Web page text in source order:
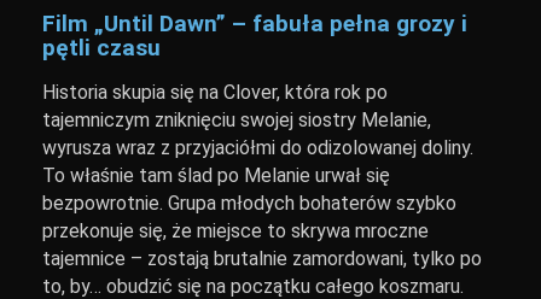
Film „Until Dawn” – fabuła pełna grozy i
pętli czasu
Historia skupia się na Clover, która rok po
tajemniczym zniknięciu swojej siostry Melanie,
wyrusza wraz z przyjaciółmi do odizolowanej doliny.
To właśnie tam ślad po Melanie urwał się
bezpowrotnie. Grupa młodych bohaterów szybko
przekonuje się, że miejsce to skrywa mroczne
tajemnice – zostają brutalnie zamordowani, tylko po
to, by… obudzić się na początku całego koszmaru.